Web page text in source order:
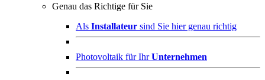
Genau das Richtige für Sie
Als Installateur sind Sie hier genau richtig
Photovoltaik für IhrUnternehmen